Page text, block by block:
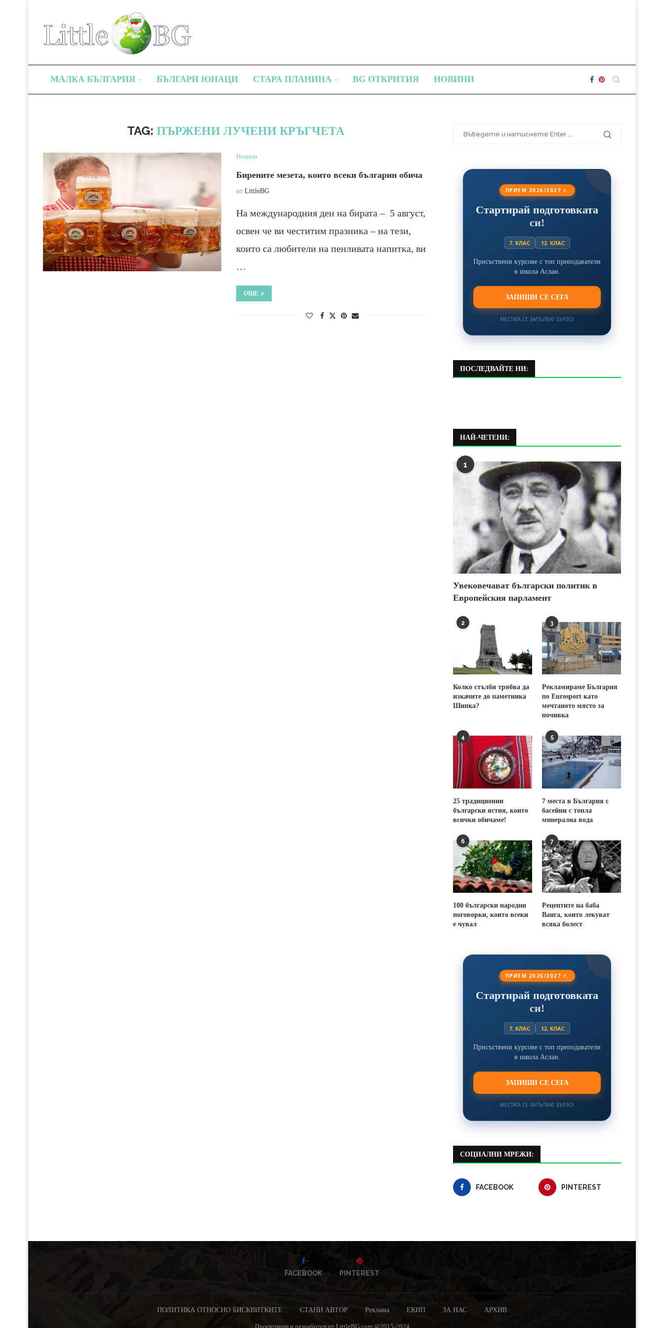
МАЛКА БЪЛГАРИЯ БЪЛГАРИ ЮНАЦИ СТАРА ПЛАНИНА BG ОТКРИТИЯ НОВИНИ
TAG: ПЪРЖЕНИ ЛУЧЕНИ КРЪГЧЕТА
Новини
Бирените мезета, които всеки българин обича
от LittleBG
На международния ден на бирата – 5 август,
освен че ви честитим празника – на тези,
които са любители на пенливата напитка, ви
…
ОЩЕ
ПРИЕМ 2026/2027 г.
Стартирай подготовката
си!
7. КЛАС 12. КЛАС
Присъствени курсове с топ преподаватели
в школа Аслан.
ЗАПИШИ СЕ СЕГА
МЕСТАТА СЕ ЗАПЪЛВАТ БЪРЗО!
ПОСЛЕДВАЙТЕ НИ:
НАЙ-ЧЕТЕНИ:
1
Увековечават български политик в
Европейския парламент
2
Колко стълби трябва да
изкачите до паметника
Шипка?
3
Рекламираме България
по Eurosport като
мечтаното място за
почивка
4
25 традиционни
български ястия, които
всички обичаме!
5
7 места в България с
басейни с топла
минерална вода
6
100 български народни
поговорки, които всеки
е чувал
7
Рецептите на баба
Ванга, които лекуват
всяка болест
ПРИЕМ 2026/2027 г.
Стартирай подготовката
си!
7. КЛАС 12. КЛАС
Присъствени курсове с топ преподаватели
в школа Аслан.
ЗАПИШИ СЕ СЕГА
МЕСТАТА СЕ ЗАПЪЛВАТ БЪРЗО!
СОЦИАЛНИ МРЕЖИ:
FACEBOOK PINTEREST
FACEBOOK PINTEREST
ПОЛИТИКА ОТНОСНО БИСКВИТКИТЕ СТАНИ АВТОР Реклама ЕКИП ЗА НАС АРХИВ
Проектиран и разработен от LittleBG.com @2015-2024